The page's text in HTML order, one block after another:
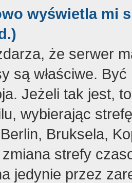
wyświetla mi
że serwer
są właściwe.
Jeżeli tak jest,
wybierając
Bruksela,
strefy
jedynie przez